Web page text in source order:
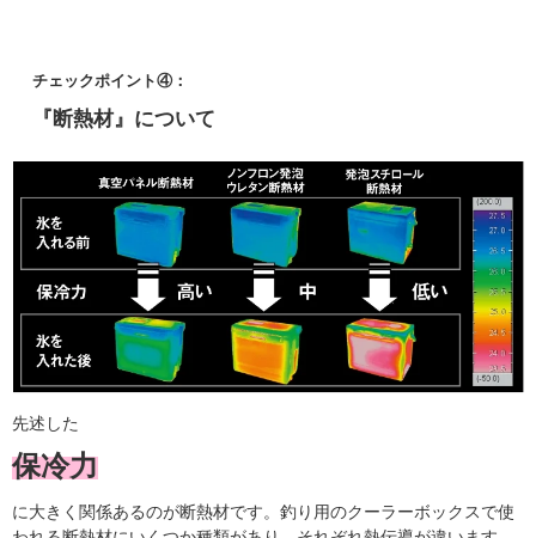
チェックポイント④：
『断熱材』について
先述した
保冷力
に大きく関係あるのが断熱材です。釣り用のクーラーボックスで使